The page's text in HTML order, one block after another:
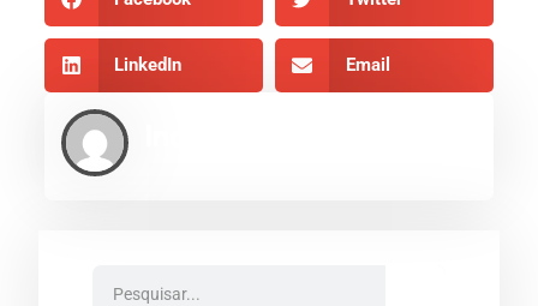
LinkedIn Email